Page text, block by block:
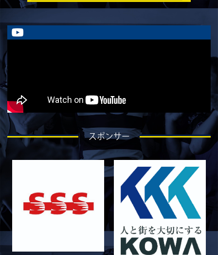
ラストイヤーにかける想い-金本亮斗-
2026/07/30
STAFF blog
2026/07/27
STAFF blog
2026/07/25
ラストイヤーにかける想い-芦塚悠大-
STAFF blog
ラストイヤーにかける想い-青田宗久-
6月27日 朝日大学戦
2026/06/26
STAFF blog
【Rits Familyのバトン】vol. 2 稲西輝紀
STAFF blog
スポンサー